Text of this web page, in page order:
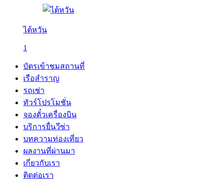
ไต้หวัน
1
บัตรเข้าชมสถานที่
เรือสำราญ
รถเช่า
ทัวร์โปรโมชั่น
จองตั๋วเครื่องบิน
บริการยื่นวีซ่า
บทความท่องเที่ยว
ผลงานที่ผ่านมา
เกี่ยวกับเรา
ติดต่อเรา